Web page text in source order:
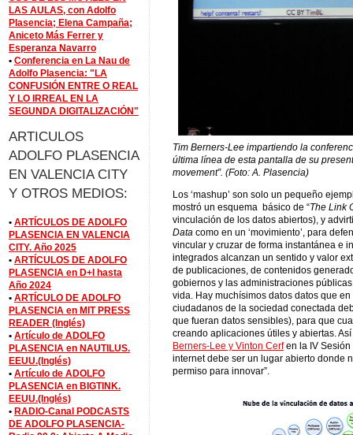
Tim Berners-Lee impartiendo la
última línea de esta pantalla de su
movement”. (Foto: A. Plasencia)
Los ‘mashup’ son solo un pequeño
mostró un esquema básico de “The Link
vinculación de los datos abiertos), y
Data como en un ‘movimiento’, para
vincular y cruzar de forma instantánea e
integrados alcanzan un sentido y valor
de publicaciones, de contenidos
gobiernos y las administraciones
vida. Hay muchísimos datos datos que
ciudadanos de la sociedad conectada
que fueran datos sensibles), para que
creando aplicaciones útiles y abiertas.
Berners-Lee y Vinton Cerfen la IV Sesión
internet debe ser un lugar abierto donde
permiso para innovar”.
LAS AULAS, con Adolfo
Plasencia; Elena Campaña;
Aniceto Más Ferrer y
Esperanza Navarro
• Conferencia en La Nau de
Adolfo Plasencia: "LA
CONFUSIÓN ENTRE O REAL
Y LO IRREAL EN LA
SEGUNDA DIGITALIZACIÓN"
ARTICULOS
ADOLFO PLASENCIA
EN VALENCIA CITY
Y OTROS MEDIOS:
• ARTÍCULOS DE ADOLFO
PLASENCIA EN VALENCIA
CITY. Año 2025
• ARTÍCULOS DE ADOLFO
PLASENCIA en D+I hasta
Año 2024
• ARTÍCULO DE ADOLFO
PLASENCIA en MIT PRESS
READER (Inglés)
• Artículo de ADOLFO
PLASENCIA en NAUTILUS.
EEUU.(Inglés)
• Artículo de ADOLFO
PLASENCIA en BIGTINK.
EEUU.(Inglés)
• RADIO-Canal PODCASTS
DE ADOLFO PLASENCIA-